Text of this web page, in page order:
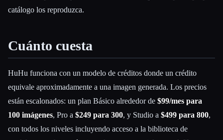
catálogo los reproduzca.
Cuánto cuesta
HuHu funciona con un modelo de créditos donde un crédito
equivale aproximadamente a una imagen generada. Los precios
están escalonados: un plan Básico alrededor de $99/mes para
100 imágenes, Pro a $249 para 300, y Studio a $499 para 800,
con todos los niveles incluyendo acceso a la biblioteca de